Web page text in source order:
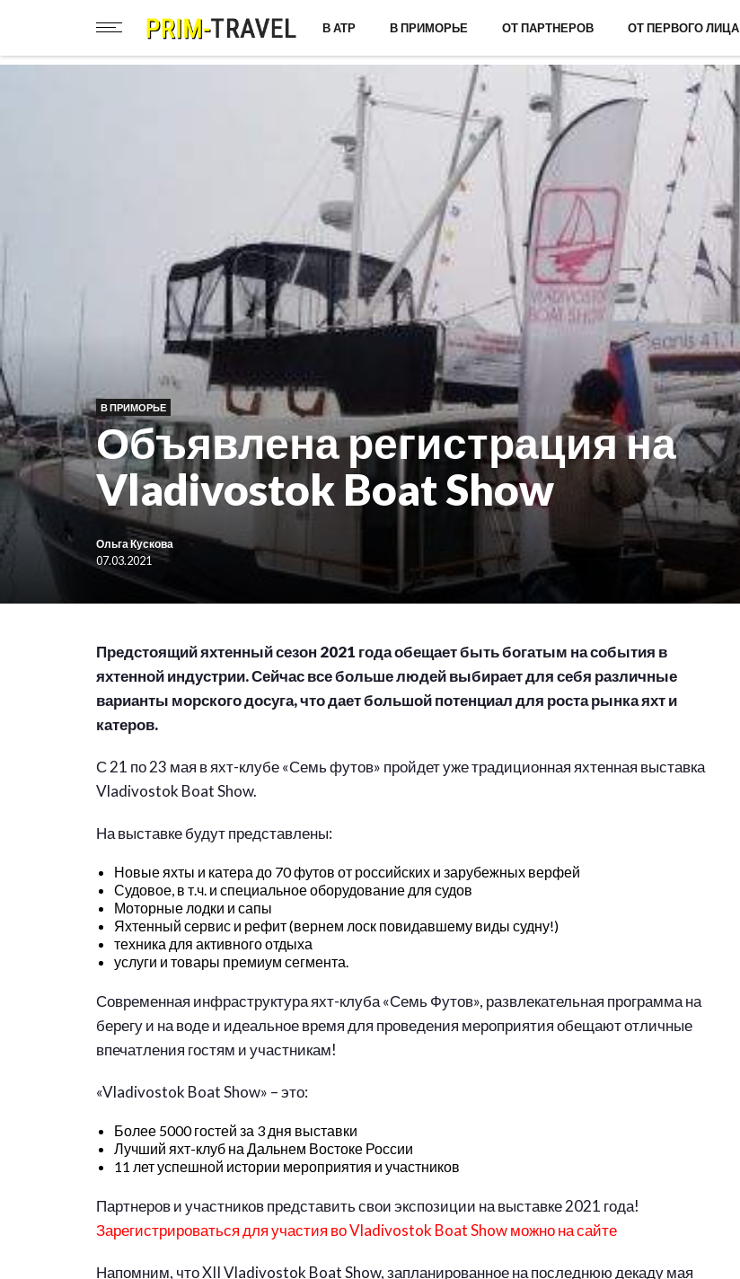
В АТР В ПРИМОРЬЕ ОТ ПАРТНЕРОВ ОТ ПЕРВОГО ЛИЦА
В ПРИМОРЬЕ
Объявлена регистрация на
Vladivostok Boat Show
Ольга Кускова
07.03.2021
Предстоящий яхтенный сезон 2021 года обещает быть богатым на события в
яхтенной индустрии. Сейчас все больше людей выбирает для себя различные
варианты морского досуга, что дает большой потенциал для роста рынка яхт и
катеров.
С 21 по 23 мая в яхт-клубе «Семь футов» пройдет уже традиционная яхтенная выставка
Vladivostok Boat Show.
На выставке будут представлены:
Новые яхты и катера до 70 футов от российских и зарубежных верфей
Судовое, в т.ч. и специальное оборудование для судов
Моторные лодки и сапы
Яхтенный сервис и рефит (вернем лоск повидавшему виды судну!)
техника для активного отдыха
услуги и товары премиум сегмента.
Современная инфраструктура яхт-клуба «Семь Футов», развлекательная программа на
берегу и на воде и идеальное время для проведения мероприятия обещают отличные
впечатления гостям и участникам!
«Vladivostok Boat Show» – это:
Более 5000 гостей за 3 дня выставки
Лучший яхт-клуб на Дальнем Востоке России
11 лет успешной истории мероприятия и участников
Партнеров и участников представить свои экспозиции на выставке 2021 года!
Зарегистрироваться для участия во Vladivostok Boat Show можно на сайте
Напомним, что XII Vladivostok Boat Show, запланированное на последнюю декаду мая